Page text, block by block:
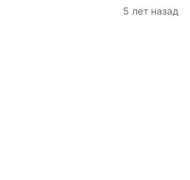
5 лет назад